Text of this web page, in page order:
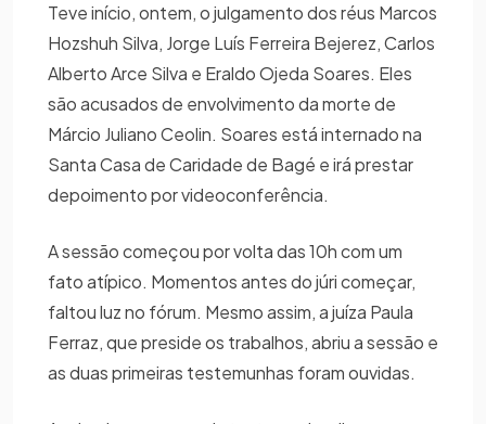
Teve início, ontem, o julgamento dos réus Marcos
Hozshuh Silva, Jorge Luís Ferreira Bejerez, Carlos
Alberto Arce Silva e Eraldo Ojeda Soares. Eles
são acusados de envolvimento da morte de
Márcio Juliano Ceolin. Soares está internado na
Santa Casa de Caridade de Bagé e irá prestar
depoimento por videoconferência.
A sessão começou por volta das 10h com um
fato atípico. Momentos antes do júri começar,
faltou luz no fórum. Mesmo assim, a juíza Paula
Ferraz, que preside os trabalhos, abriu a sessão e
as duas primeiras testemunhas foram ouvidas.